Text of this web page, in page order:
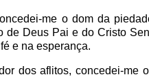
me o dom da
de Deus Pai e do Cristo
e na esperança.
dos aflitos, concedei-me